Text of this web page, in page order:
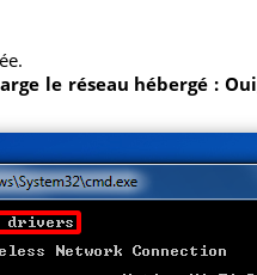
le réseau hébergé : Oui